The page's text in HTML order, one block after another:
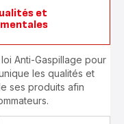
et
Anti-Gaspillage pour
les qualités et
ses produits afin